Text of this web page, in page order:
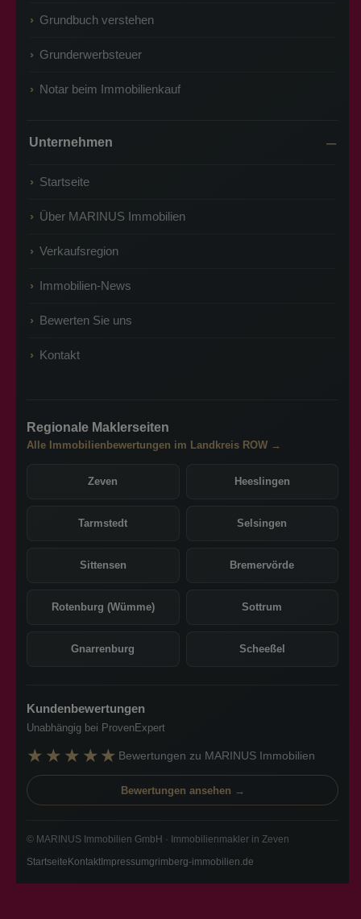
Grundbuch verstehen
Grunderwerbsteuer
Notar beim Immobilienkauf
Unternehmen
Startseite
Über MARINUS Immobilien
Verkaufsregion
Immobilien-News
Bewerten Sie uns
Kontakt
Regionale Maklerseiten
Alle Immobilienbewertungen im Landkreis ROW →
Zeven Heeslingen
Tarmstedt Selsingen
Sittensen Bremervörde
Rotenburg (Wümme) Sottrum
Gnarrenburg Scheeßel
Kundenbewertungen
Unabhängig bei ProvenExpert
★★★★★ Bewertungen zu MARINUS Immobilien
Bewertungen ansehen →
© MARINUS Immobilien GmbH · Immobilienmakler in Zeven
Startseite Kontakt Impressumgrimberg-immobilien.de